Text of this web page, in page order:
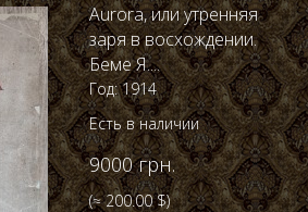
Aurora, или утренняя
заря в восхождении.
Беме Я....
Год: 1914
Есть в наличии
9000 грн.
(≈ 200.00 $)